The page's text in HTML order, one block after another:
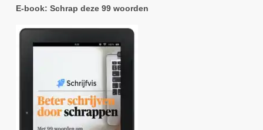
E-book: Schrap deze 99 woorden